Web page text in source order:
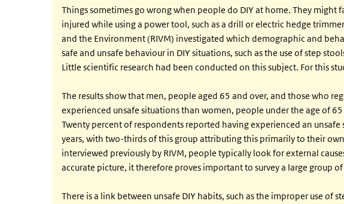
Things sometimes go wrong when people do DIY at home. They might
injured while using a power tool, such as a drill or electric hedge
and the Environment (RIVM) investigated which demographic and
safe and unsafe behaviour in DIY situations, such as the use of step
Little scientific research had been conducted on this subject. For this
The results show that men, people aged 65 and over, and those who
experienced unsafe situations than women, people under the age of
Twenty percent of respondents reported having experienced an
years, with two-thirds of this group attributing this primarily to their
interviewed previously by RIVM, people typically look for external
accurate picture, it therefore proves important to survey a large group
There is a link between unsafe DIY habits, such as the improper use of